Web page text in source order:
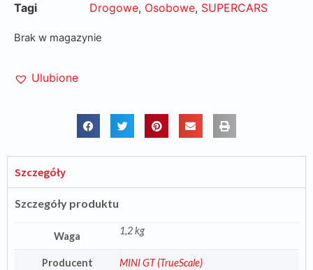
Tagi
Drogowe, Osobowe, SUPERCARS
Brak w magazynie
Ulubione
Szczegóły
Szczegóły produktu
Waga 1,2 kg
Producent MINI GT (TrueScale)